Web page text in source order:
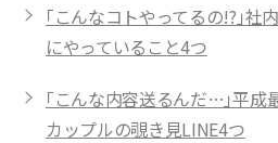
「こんなコトやってるの!?」
にやっていること4つ
「こんな内容送るんだ…」平
カップルの覗き見LINE4つ